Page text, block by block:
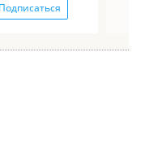
Подписаться